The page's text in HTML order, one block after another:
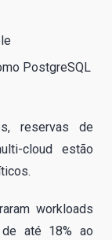
PostgreSQL
reservas de
cloud estão
workloads
de até 18% ao